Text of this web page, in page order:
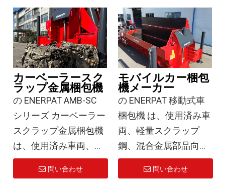
方を提供しています。
廃車、軽鋼、混合金属
部品のいずれを処理す
る場合でも、当社の廃
車コンパクターは効率
的で信頼性の高いソリ
ューションを提供しま
す。
作業に適した車体ベー
ラーを選択することが
重要です。当社の移動
に圧縮します。ベール
密度到達 鉄系材料の場
合 1000 ～ 1300 kg/m3
そして アルミニウムの
場合は 500 ～ 600
kg/m3、体積を大幅に
削減し、輸送と保管の
コストを削減します。
この装置は、モバイル
構成と固定構成の両方
をサポートし、さまざ
まな運用ニーズに対応
カーベーラースク
ラップ金属梱包機
の ENERPAT AMB-SC
シリーズ カーベーラー
スクラップ金属梱包機
は、使用済み車両、軽
量金属スクラップ、お
よび混合金属材料を処
問い合わせ
モバイルカー梱包
機メーカー
の ENERPAT 移動式車
梱包機 は、使用済み車
両、軽量スクラップ
鋼、混合金属部品向け
に設計された頑丈なソ
リューションです。非
問い合わせ